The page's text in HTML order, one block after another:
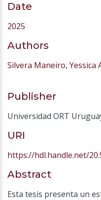
Date
2025
Authors
Silvera Maneiro, Yessica
Publisher
Universidad ORT
URI
https://hdl.handle.net/
Abstract
Esta tesis presenta un